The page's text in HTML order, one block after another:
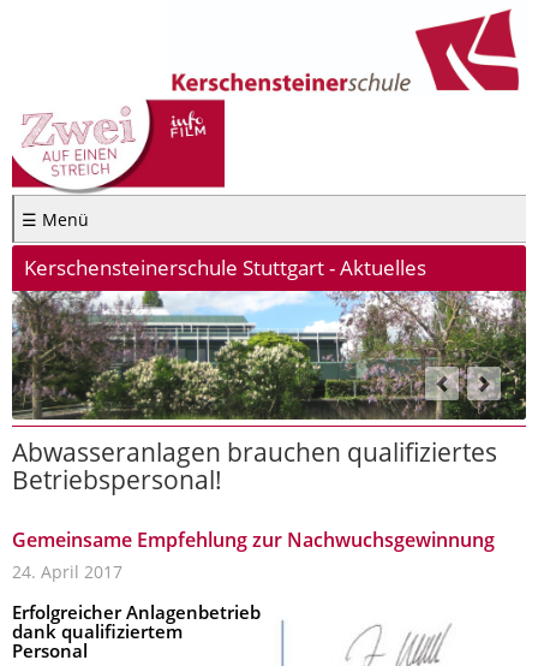
☰ Menü
Kerschensteinerschule Stuttgart - Aktuelles
Abwasseranlagen brauchen qualifiziertes
Betriebspersonal!
Gemeinsame Empfehlung zur Nachwuchsgewinnung
24. April 2017
Erfolgreicher Anlagenbetrieb
dank qualifiziertem
Personal